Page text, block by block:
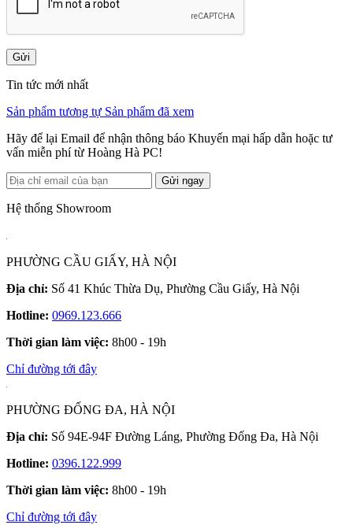
Gửi
Tin tức mới nhất
Sản phẩm tương tự Sản phẩm đã xem
Hãy để lại Email để nhận thông báo Khuyến mại hấp dẫn hoặc tư
vấn miễn phí từ Hoàng Hà PC!
Gửi ngay
Hệ thống Showroom
PHƯỜNG CẦU GIẤY, HÀ NỘI
Địa chỉ: Số 41 Khúc Thừa Dụ, Phường Cầu Giấy, Hà Nội
Hotline: 0969.123.666
Thời gian làm việc: 8h00 - 19h
Chỉ đường tới đây
PHƯỜNG ĐỐNG ĐA, HÀ NỘI
Địa chỉ: Số 94E-94F Đường Láng, Phường Đống Đa, Hà Nội
Hotline: 0396.122.999
Thời gian làm việc: 8h00 - 19h
Chỉ đường tới đây